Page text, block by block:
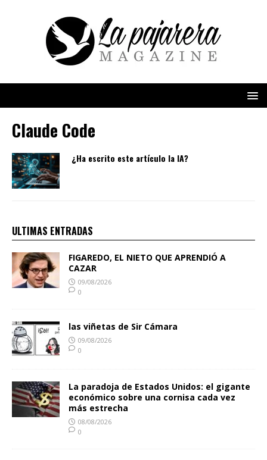
Claude Code
¿Ha escrito este artículo la IA?
ULTIMAS ENTRADAS
FIGAREDO, EL NIETO QUE APRENDIÓ A
CAZAR
09/08/2026
0
las viñetas de Sir Cámara
09/08/2026
0
La paradoja de Estados Unidos: el gigante
económico sobre una cornisa cada vez
más estrecha
08/08/2026
0